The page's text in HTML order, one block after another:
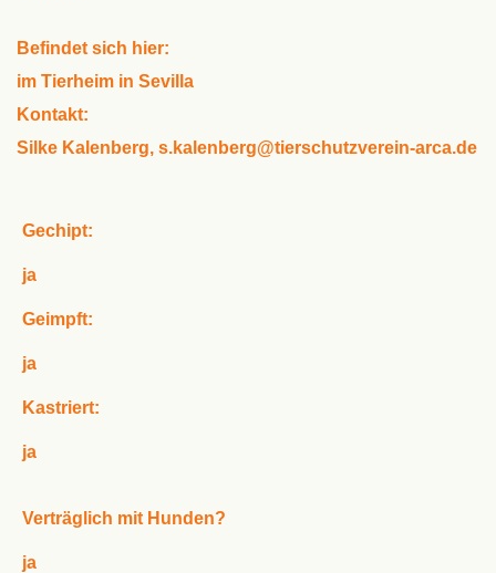
Befindet sich hier:
im Tierheim in Sevilla
Kontakt:
Silke Kalenberg, s.kalenberg@tierschutzverein-arca.de
Gechipt:
ja
Geimpft:
ja
Kastriert:
ja
Verträglich mit Hunden?
ja